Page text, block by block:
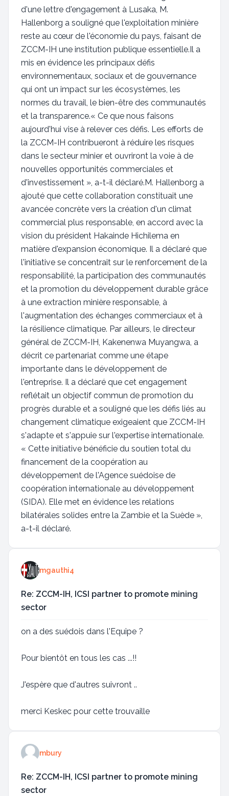
d'une lettre d'engagement à Lusaka, M.
Hallenborg a souligné que l'exploitation minière
reste au cœur de l'économie du pays, faisant de
ZCCM-IH une institution publique essentielle.Il a
mis en évidence les principaux défis
environnementaux, sociaux et de gouvernance
qui ont un impact sur les écosystèmes, les
normes du travail, le bien-être des communautés
et la transparence.« Ce que nous faisons
aujourd'hui vise à relever ces défis. Les efforts de
la ZCCM-IH contribueront à réduire les risques
dans le secteur minier et ouvriront la voie à de
nouvelles opportunités commerciales et
d'investissement », a-t-il déclaré.M. Hallenborg a
ajouté que cette collaboration constituait une
avancée concrète vers la création d'un climat
commercial plus responsable, en accord avec la
vision du président Hakainde Hichilema en
matière d'expansion économique. Il a déclaré que
l'initiative se concentrait sur le renforcement de la
responsabilité, la participation des communautés
et la promotion du développement durable grâce
à une extraction minière responsable, à
l'augmentation des échanges commerciaux et à
la résilience climatique. Par ailleurs, le directeur
général de ZCCM-IH, Kakenenwa Muyangwa, a
décrit ce partenariat comme une étape
importante dans le développement de
l'entreprise. Il a déclaré que cet engagement
reflétait un objectif commun de promotion du
progrès durable et a souligné que les défis liés au
changement climatique exigeaient que ZCCM-IH
s'adapte et s'appuie sur l'expertise internationale.
« Cette initiative bénéficie du soutien total du
financement de la coopération au
développement de l'Agence suédoise de
coopération internationale au développement
(SIDA). Elle met en évidence les relations
bilatérales solides entre la Zambie et la Suède »,
a-t-il déclaré.
mgauthi4
Re: ZCCM-IH, ICSI partner to promote mining
sector
on a des suédois dans l'Equipe ?
Pour bientôt en tous les cas ...!!
J'espère que d'autres suivront ..
merci Keskec pour cette trouvaille
mbury
Re: ZCCM-IH, ICSI partner to promote mining
sector